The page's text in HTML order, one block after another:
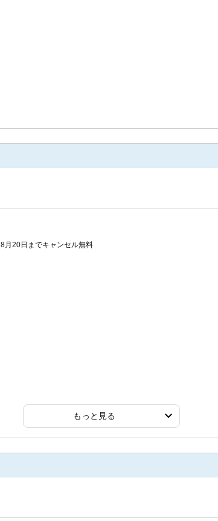
8月20日までキャンセル無料
もっと見る